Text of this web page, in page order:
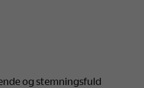
og stemningsfuld